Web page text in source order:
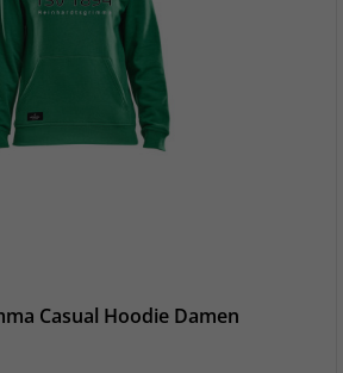
Casual Hoodie Damen